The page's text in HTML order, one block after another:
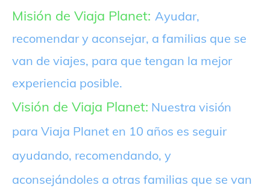
Misión de Viaja Planet: Ayudar,
recomendar y aconsejar, a familias que se
van de viajes, para que tengan la mejor
experiencia posible.
Visión de Viaja Planet: Nuestra visión
para Viaja Planet en 10 años es seguir
ayudando, recomendando, y
aconsejándoles a otras familias que se van